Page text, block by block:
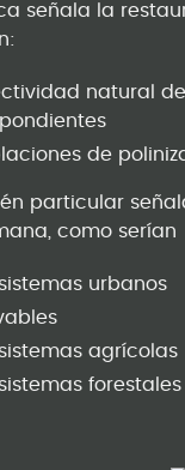
señala la
natural
de
particular
como serían
urbanos
agrícolas
forestales